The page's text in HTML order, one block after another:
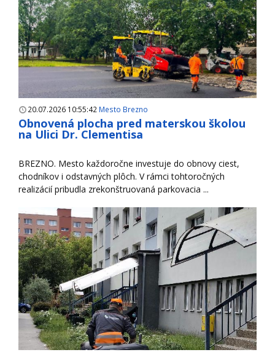
20.07.2026 10:55:42 Mesto Brezno
Obnovená plocha pred materskou školou
na Ulici Dr. Clementisa
BREZNO. Mesto každoročne investuje do obnovy ciest,
chodníkov i odstavných plôch. V rámci tohtoročných
realizácií pribudla zrekonštruovaná parkovacia ...